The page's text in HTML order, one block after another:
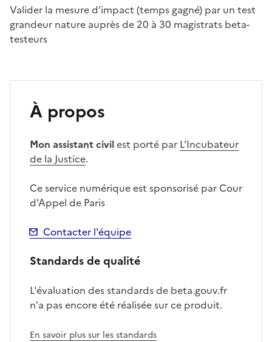
Valider la mesure d’impact (temps gagné) par un test
grandeur nature auprès de 20 à 30 magistrats beta-
testeurs
À propos
Mon assistant civilest porté par L'Incubateur
de la Justice.
Ce service numérique est sponsorisé par Cour
d'Appel de Paris
Contacter l'équipe
Standards de qualité
L'évaluation des standards de beta.gouv.fr
n'a pas encore été réalisée sur ce produit.
En savoir plus sur les standards